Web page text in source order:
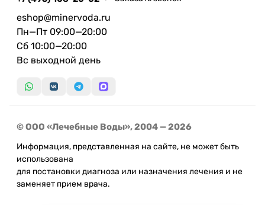
eshop@minervoda.ru
Пн—Пт 09:00—20:00
Сб 10:00—20:00
Вс выходной день
© ООО «Лечебные Воды», 2004 — 2026
Информация, представленная на сайте, не может быть
использована
для постановки диагноза или назначения лечения и не
заменяет прием врача.